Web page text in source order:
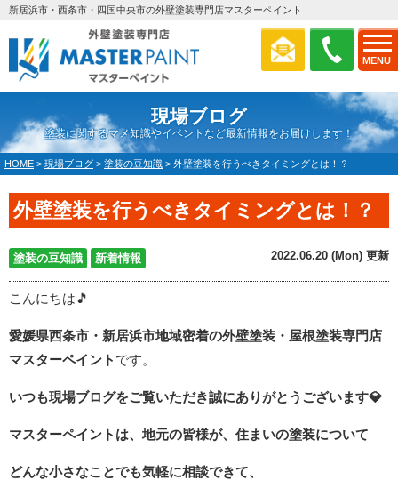
MENU
新居浜市・西条市・四国中央市の外壁塗装専門店マスターペイント
現場ブログ
塗装に関するマメ知識やイベントなど最新情報をお届けします！
HOME > 現場ブログ > 塗装の豆知識 > 外壁塗装を行うべきタイミングとは！？
外壁塗装を行うべきタイミングとは！？
塗装の豆知識 新着情報 2022.06.20 (Mon) 更新
こんにちは🎵
愛媛県西条市・新居浜市地域密着の外壁塗装・屋根塗装専門店
マスターペイント です。
いつも現場ブログをご覧いただき誠にありがとうございます💎
マスターペイントは、地元の皆様が、住まいの塗装について
どんな小さなことでも気軽に相談できて、